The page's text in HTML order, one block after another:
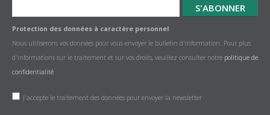
Protection des données à caractère personnel
Nous utiliserons vos données pour vous envoyer le bulletin d'information. Pour plus
d'informations sur le traitement et sur vos droits, veuillez consulter notre politique de
confidentialité
J'accepte le traitement des données pour envoyer la newsletter